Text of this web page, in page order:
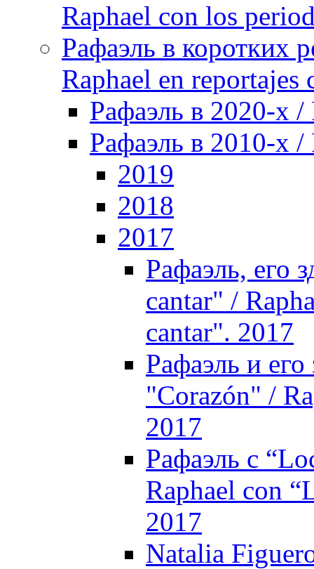
Raphael con los
Рафаэль в коротких
Raphael en reportajes
Рафаэль в 2020-х /
Рафаэль в 2010-х /
2019
2018
2017
Рафаэль, его
cantar" /
cantar". 2017
Рафаэль и
"Corazón" /
2017
Рафаэль с
Raphael con
2017
Natalia